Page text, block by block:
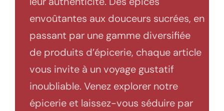
envoûtantes aux douceurs sucrées, en
passant par une gamme diversifiée
de produits d’épicerie, chaque article
vous invite à un voyage gustatif
inoubliable. Venez explorer notre
épicerie et laissez-vous séduire par